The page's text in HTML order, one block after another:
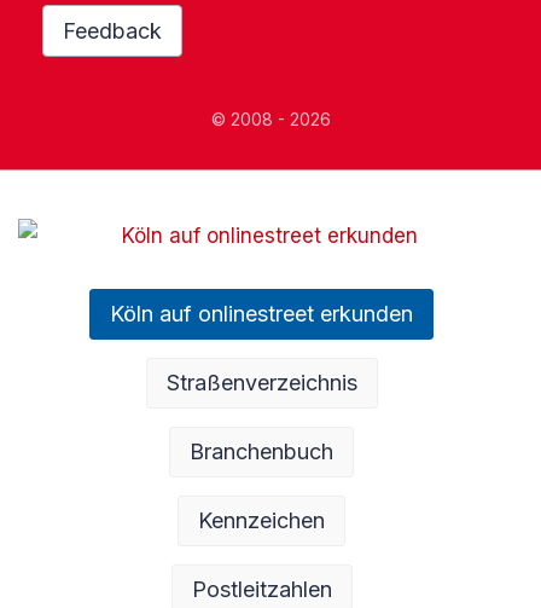
Feedback
© 2008 - 2026
Köln auf onlinestreet erkunden
Straßenverzeichnis
Branchenbuch
Kennzeichen
Postleitzahlen